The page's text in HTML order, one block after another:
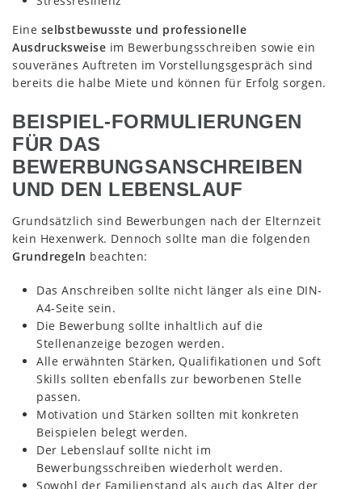
Eine selbstbewusste und professionelle
Ausdrucksweise im Bewerbungsschreiben sowie ein
souveränes Auftreten im Vorstellungsgespräch sind
bereits die halbe Miete und können für Erfolg sorgen.
BEISPIEL-FORMULIERUNGEN
FÜR DAS
BEWERBUNGSANSCHREIBEN
UND DEN LEBENSLAUF
Grundsätzlich sind Bewerbungen nach der Elternzeit
kein Hexenwerk. Dennoch sollte man die folgenden
Grundregeln beachten:
Das Anschreiben sollte nicht länger als eine DIN-
A4-Seite sein.
Die Bewerbung sollte inhaltlich auf die
Stellenanzeige bezogen werden.
Alle erwähnten Stärken, Qualifikationen und Soft
Skills sollten ebenfalls zur beworbenen Stelle
passen.
Motivation und Stärken sollten mit konkreten
Beispielen belegt werden.
Der Lebenslauf sollte nicht im
Bewerbungsschreiben wiederholt werden.
Sowohl der Familienstand als auch das Alter der